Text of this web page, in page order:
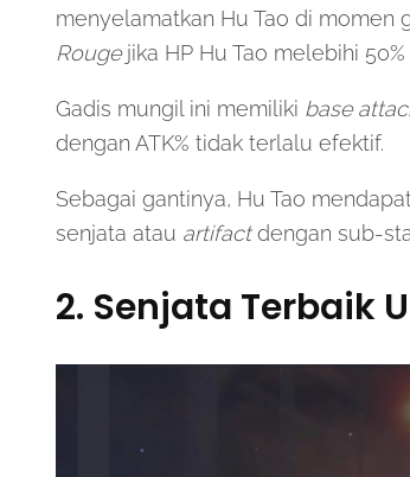
menyelamatkan Hu Tao di momen
Rougejika HP Hu Tao melebihi 50%
Gadis mungil ini memiliki base
dengan ATK% tidak terlalu efektif.
Sebagai gantinya, Hu Tao
senjata atau artifactdengan sub-
2. Senjata Terbaik